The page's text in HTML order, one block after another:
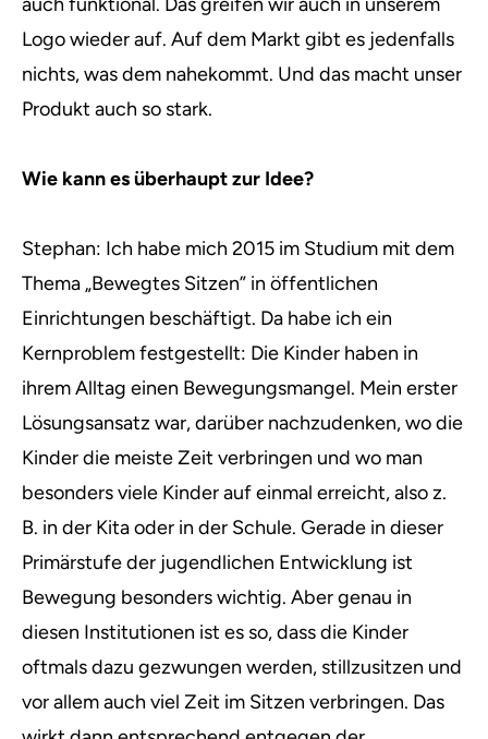
Logo wieder auf. Auf dem Markt gibt es jedenfalls
nichts, was dem nahekommt. Und das macht unser
Produkt auch so stark.
Wie kann es überhaupt zur Idee?
Stephan: Ich habe mich 2015 im Studium mit dem
Thema „Bewegtes Sitzen” in öffentlichen
Einrichtungen beschäftigt. Da habe ich ein
Kernproblem festgestellt: Die Kinder haben in
ihrem Alltag einen Bewegungsmangel. Mein erster
Lösungsansatz war, darüber nachzudenken, wo die
Kinder die meiste Zeit verbringen und wo man
besonders viele Kinder auf einmal erreicht, also z.
B. in der Kita oder in der Schule. Gerade in dieser
Primärstufe der jugendlichen Entwicklung ist
Bewegung besonders wichtig. Aber genau in
diesen Institutionen ist es so, dass die Kinder
oftmals dazu gezwungen werden, stillzusitzen und
vor allem auch viel Zeit im Sitzen verbringen. Das